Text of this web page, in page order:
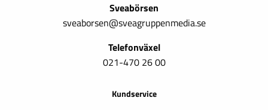
Sveabörsen
sveaborsen@sveagruppenmedia.se
Telefonväxel
021-470 26 00
Kundservice